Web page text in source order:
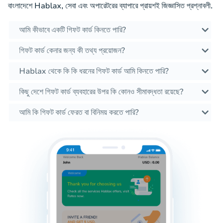
বাংলাদেশে Hablax, সেবা এবং অপারেটরের ব্যাপারে প্রায়শই জিজ্ঞাসিত প্রশ্নাবলী.
আমি কীভাবে একটি গিফট কার্ড কিনতে পারি?
গিফট কার্ড কেনার জন্য কী তথ্য প্রয়োজন?
Hablax থেকে কি কি ধরনের গিফট কার্ড আমি কিনতে পারি?
কিছু দেশে গিফট কার্ড ব্যবহারের উপর কি কোনও সীমাবদ্ধতা রয়েছে?
আমি কি গিফট কার্ড ফেরত বা বিনিময় করতে পারি?